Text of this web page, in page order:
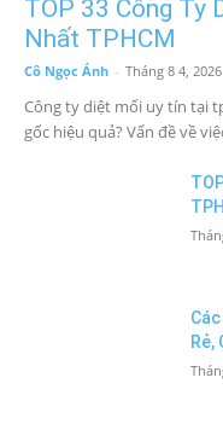
TOP 33 Công Ty
Nhất TPHCM
Cô Ngọc Ánh - Tháng 8 4, 2026
Công ty diệt mối uy tín tại
gốc hiệu quả? Vấn đề về
Rẻ,